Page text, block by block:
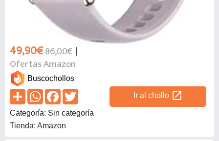
49,90€86,00€
Ofertas Amazon
Buscochollos
Ir al chollo open_in_new
Categoría: Sin categoría
Tienda: Amazon